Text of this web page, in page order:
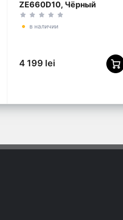
ZE660D10, Чёрный
в наличии
4 199 lei